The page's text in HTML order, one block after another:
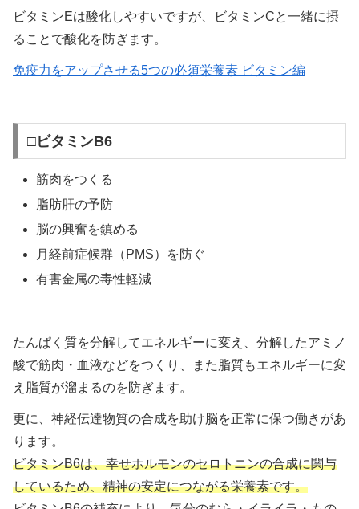
ビタミンEは酸化しやすいですが、ビタミンCと一緒に摂
ることで酸化を防ぎます。
免疫力をアップさせる5つの必須栄養素 ビタミン編
□ビタミンB6
筋肉をつくる
脂肪肝の予防
脳の興奮を鎮める
月経前症候群（PMS）を防ぐ
有害金属の毒性軽減
たんぱく質を分解してエネルギーに変え、分解したアミノ
酸で筋肉・血液などをつくり、また脂質もエネルギーに変
え脂質が溜まるのを防ぎます。
更に、神経伝達物質の合成を助け脳を正常に保つ働きがあ
ります。
ビタミンB6は、幸せホルモンのセロトニンの合成に関与
しているため、精神の安定につながる栄養素です。